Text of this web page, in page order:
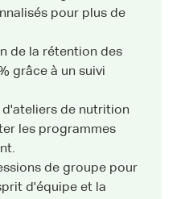
pour plus de
de la rétention des
grâce à un suivi
de nutrition
les programmes
de groupe pour
d'équipe et la